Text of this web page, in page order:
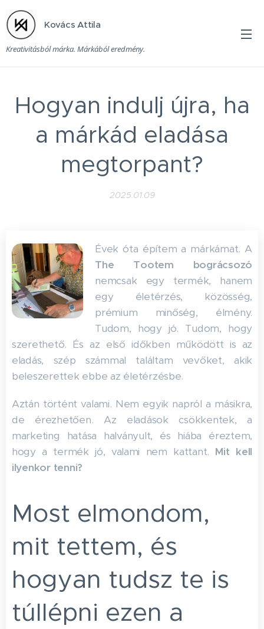
Kovács Attila
Kreativitásból márka. Márkából eredmény.
Hogyan indulj újra, ha
a márkád eladása
megtorpant?
2025.01.09
Évek óta építem a márkámat. A
The Tootem bográcsozó
nemcsak egy termék, hanem
egy életérzés, közösség,
prémium minőség, élmény.
Tudom, hogy jó. Tudom, hogy
szerethető. És az első időkben működött is az
eladás, szép számmal találtam vevőket, akik
beleszerettek ebbe az életérzésbe.
Aztán történt valami. Nem egyik napról a másikra,
de érezhetően. Az eladások csökkentek, a
marketing hatása halványult, és hiába éreztem,
hogy a termék jó, valami nem kattant. Mit kell
ilyenkor tenni?
Most elmondom,
mit tettem, és
hogyan tudsz te is
túllépni ezen a